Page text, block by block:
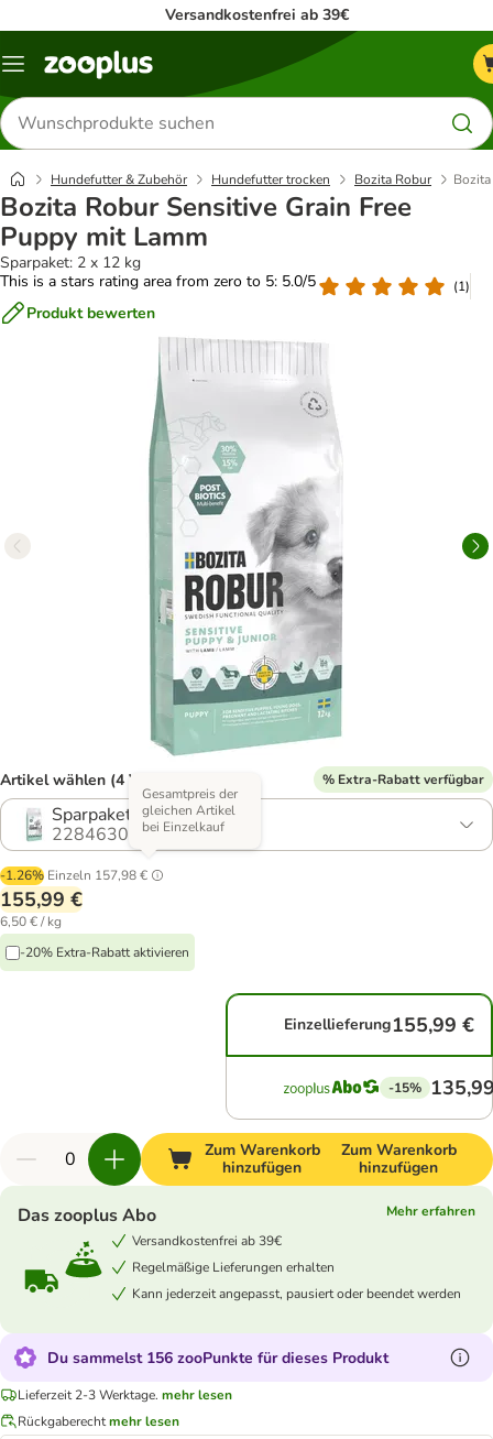
Versandkostenfrei ab 39€
Menü
Produkte
suchen
Hundefutter & Zubehör Hundefutter trocken Bozita Robur
Bozita Robur Sensitive Grain Free
Puppy mit Lamm
Sparpaket: 2 x 12 kg
This is a stars rating area from zero to 5: 5.0/5
(1)
Produkt bewerten
Artikel wählen (4 Varianten) % Extra-Rabatt verfügbar
Sparpaket: 2 x 12 kg
2284630.3
-1.26% Einzeln 157,98 €
Gesamtpreis der
gleichen Artikel
bei Einzelkauf
155,99 €
6,50 € / kg
-20% Extra-Rabatt aktivieren
Einzellieferung155,99 €
-15%
Zum Warenkorb
hinzufügen
Zum Warenkorb
hinzufügen
Das zooplus Abo
Mehr erfahren
Versandkostenfrei ab 39€
Regelmäßige Lieferungen erhalten
Kann jederzeit angepasst, pausiert oder beendet werden
Du sammelst 156 zooPunkte für dieses Produkt
Lieferzeit 2-3 Werktage. mehr lesen
Rückgaberechtmehr lesen